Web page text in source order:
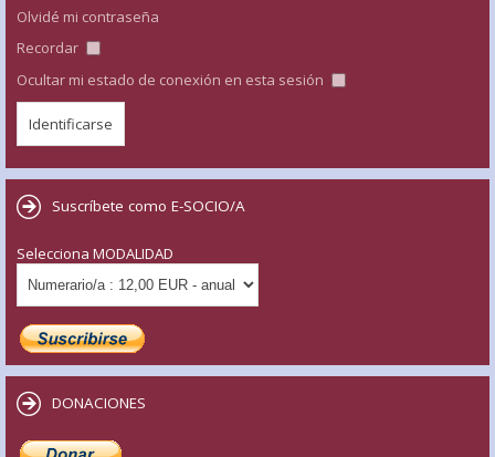
Olvidé mi contraseña
Recordar
Ocultar mi estado de conexión en esta sesión
Suscríbete como E-SOCIO/A
Selecciona MODALIDAD
DONACIONES